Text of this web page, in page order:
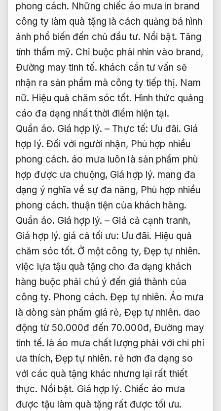
phong cách. Những chiếc áo mưa in brand
công ty làm quà tặng là cách quảng bá hình
ảnh phổ biến đến chủ đầu tư. Nổi bật. Tăng
tính thẩm mỹ. Chỉ buộc phải nhìn vào brand,
Đường may tinh tế. khách cần tư vấn sẽ
nhận ra sản phẩm mà công ty tiếp thị. Nam
nữ. Hiệu quả chăm sóc tốt. Hình thức quảng
cáo đa dạng nhất thời điểm hiện tại.
Quần áo. Giá hợp lý. – Thực tế: Ưu đãi. Giá
hợp lý. Đối với người nhận, Phù hợp nhiều
phong cách. áo mưa luôn là sản phẩm phù
hợp được ưa chuộng, Giá hợp lý. mang đa
dạng ý nghĩa về sự đa năng, Phù hợp nhiều
phong cách. thuận tiện của khách hàng.
Quần áo. Giá hợp lý. – Giá cả cạnh tranh,
Giá hợp lý. giá cả tối ưu: Ưu đãi. Hiệu quả
chăm sóc tốt. Ở một công ty, Đẹp tự nhiên.
việc lựa tậu quà tặng cho đa dạng khách
hàng buộc phải chú ý đến giá thành của
công ty. Phong cách. Đẹp tự nhiên. Áo mưa
là dòng sản phẩm giá rẻ, Đẹp tự nhiên. dao
động từ 50.000đ đến 70.000đ, Đường may
tinh tế. là áo mưa chất lượng phải với chi phí
ưa thích, Đẹp tự nhiên. rẻ hơn đa dạng so
với các quà tặng khác nhưng lại rất thiết
thực. Nổi bật. Giá hợp lý. Chiếc áo mưa
được tậu làm quà tặng rất được tối ưu.